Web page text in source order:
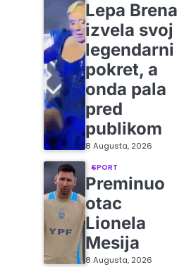
Lepa Brena
izvela svoj
legendarni
pokret, a
onda pala
pred
publikom
8 Augusta, 2026
SPORT
Preminuo
otac
Lionela
Mesija
8 Augusta, 2026